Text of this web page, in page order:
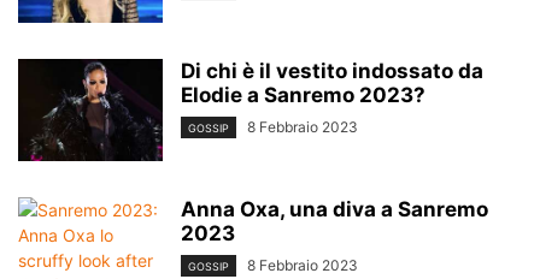
Di chi è il vestito indossato da
Elodie a Sanremo 2023?
GOSSIP 8 Febbraio 2023
Anna Oxa, una diva a Sanremo
2023
GOSSIP 8 Febbraio 2023